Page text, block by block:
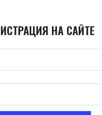
НА САЙТЕ